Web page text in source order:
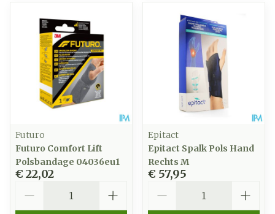
Futuro
Futuro Comfort Lift
Polsbandage 04036eu1
€ 22,02
Epitact
Epitact Spalk Pols Hand
Rechts M
€ 57,95